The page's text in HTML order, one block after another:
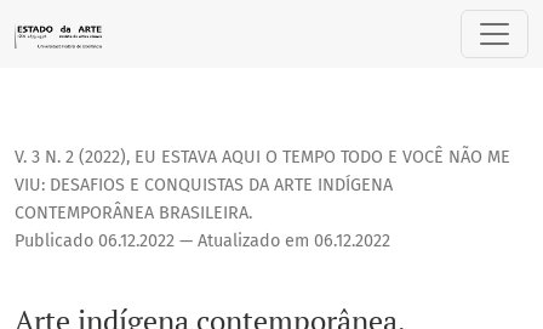
Arte indígena contemporânea, antropofagia da Re-volta
V. 3 N. 2 (2022), EU ESTAVA AQUI O TEMPO TODO E VOCÊ NÃO ME
VIU: DESAFIOS E CONQUISTAS DA ARTE INDÍGENA
CONTEMPORÂNEA BRASILEIRA.
Arte indígena contemporânea,
Publicado 06.12.2022 — Atualizado em 06.12.2022